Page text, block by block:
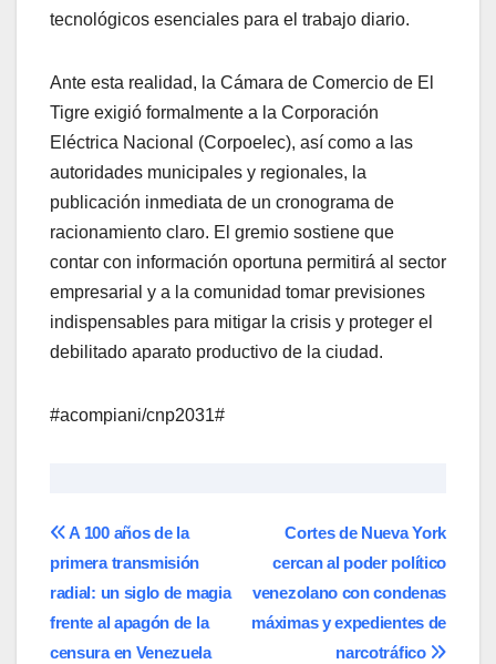
tecnológicos esenciales para el trabajo diario.
​Ante esta realidad, la Cámara de Comercio de El
Tigre exigió formalmente a la Corporación
Eléctrica Nacional (Corpoelec), así como a las
autoridades municipales y regionales, la
publicación inmediata de un cronograma de
racionamiento claro. El gremio sostiene que
contar con información oportuna permitirá al sector
empresarial y a la comunidad tomar previsiones
indispensables para mitigar la crisis y proteger el
debilitado aparato productivo de la ciudad.
​#acompiani/cnp2031#
Navegación
de
entradas
Cortes de Nueva York
cercan al poder político
venezolano con condenas
máximas y expedientes de
narcotráfico
​A 100 años de la
primera transmisión
radial: un siglo de magia
frente al apagón de la
censura en Venezuela